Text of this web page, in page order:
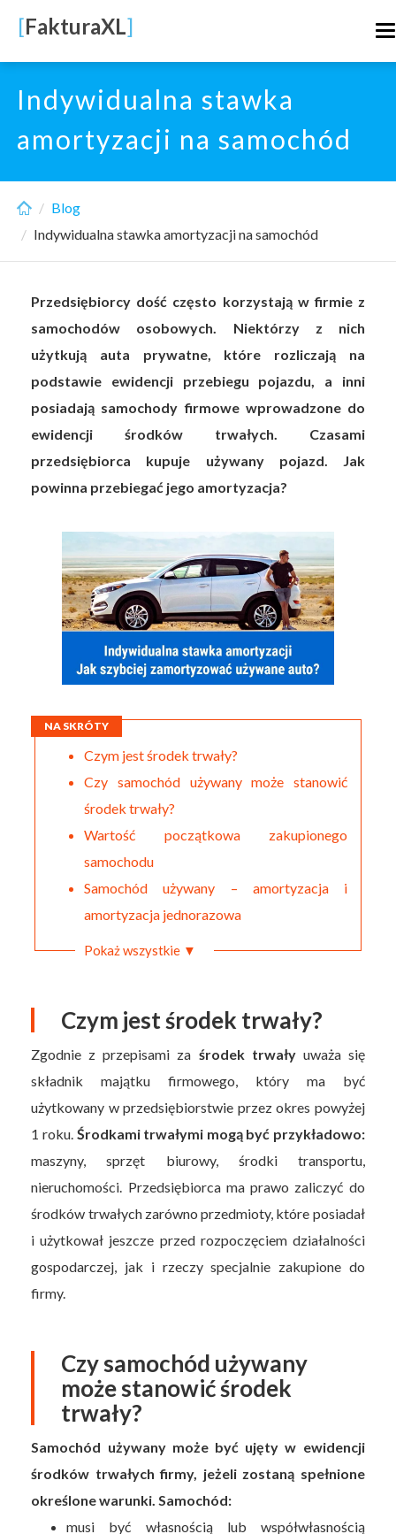
main
content
[FakturaXL]
Indywidualna stawka
amortyzacji na samochód
Blog
Indywidualna stawka amortyzacji na samochód
Przedsiębiorcy dość często korzystają w firmie z
samochodów osobowych. Niektórzy z nich
użytkują auta prywatne, które rozliczają na
podstawie ewidencji przebiegu pojazdu, a inni
posiadają samochody firmowe wprowadzone do
ewidencji środków trwałych. Czasami
przedsiębiorca kupuje używany pojazd. Jak
powinna przebiegać jego amortyzacja?
NA SKRÓTY
Czym jest środek trwały?
Czy samochód używany może stanowić
środek trwały?
Wartość początkowa zakupionego
samochodu
Samochód używany – amortyzacja i
amortyzacja jednorazowa
Pokaż wszystkie ▼
Czym jest środek trwały?
Zgodnie z przepisami za środek trwałyuważa się
składnik majątku firmowego, który ma być
użytkowany w przedsiębiorstwie przez okres powyżej
1 roku. Środkami trwałymi mogą być przykładowo:
maszyny, sprzęt biurowy, środki transportu,
nieruchomości. Przedsiębiorca ma prawo zaliczyć do
środków trwałych zarówno przedmioty, które posiadał
i użytkował jeszcze przed rozpoczęciem działalności
gospodarczej, jak i rzeczy specjalnie zakupione do
firmy.
Czy samochód używany
może stanowić środek
trwały?
Samochód używany może być ujęty w ewidencji
środków trwałych firmy, jeżeli zostaną spełnione
określone warunki. Samochód:
musi być własnością lub współwłasnością